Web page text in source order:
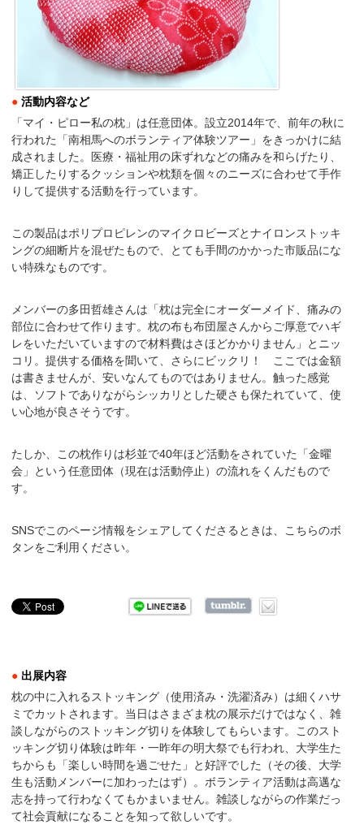
● 活動内容など
「マイ・ピロー私の枕」 は任意団体。設立2014年で、前年の秋に
行われた「南相馬へのボランティア体験ツアー」をきっかけに結
成されました。医療・福祉用の床ずれなどの痛みを和らげたり、
矯正したりするクッションや枕類を個々のニーズに合わせて手作
りして提供する活動を行っています。
この製品はポリプロピレンのマイクロビーズとナイロンストッキ
ングの細断片を混ぜたもので、とても手間のかかった市販品にな
い特殊なものです。
メンバーの多田哲雄さんは「枕は完全にオーダーメイド、痛みの
部位に合わせて作ります。枕の布も布団屋さんからご厚意でハギ
レをいただいていますので材料費はさほどかかりません」とニッ
コリ。提供する価格を聞いて、さらにビックリ！ ここでは金額
は書きませんが、安いなんてものではありません。触った感覚
は、ソフトでありながらシッカリとした硬さも保たれていて、使
い心地が良さそうです。
たしか、この枕作りは杉並で40年ほど活動をされていた「金曜
会」という任意団体（現在は活動停止）の流れをくんだもので
す。
SNSでこのページ情報をシェアしてくださるときは、こちらのボ
タンをご利用ください。
● 出展内容
枕の中に入れるストッキング（使用済み・洗濯済み）は細くハサ
ミでカットされます。当日はさまざま枕の展示だけではなく、雑
談しながらのストッキング切りを体験してもらいます。このスト
ッキング切り体験は昨年・一昨年の明大祭でも行われ、大学生た
ちからも「楽しい時間を過ごせた」と好評でした（その後、大学
生も活動メンバーに加わったはず）。ボランティア活動は高邁な
志を持って行わなくてもかまいません。雑談しながらの作業だっ
て社会貢献になることを知って欲しいです。